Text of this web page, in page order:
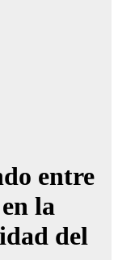
entre
la
del